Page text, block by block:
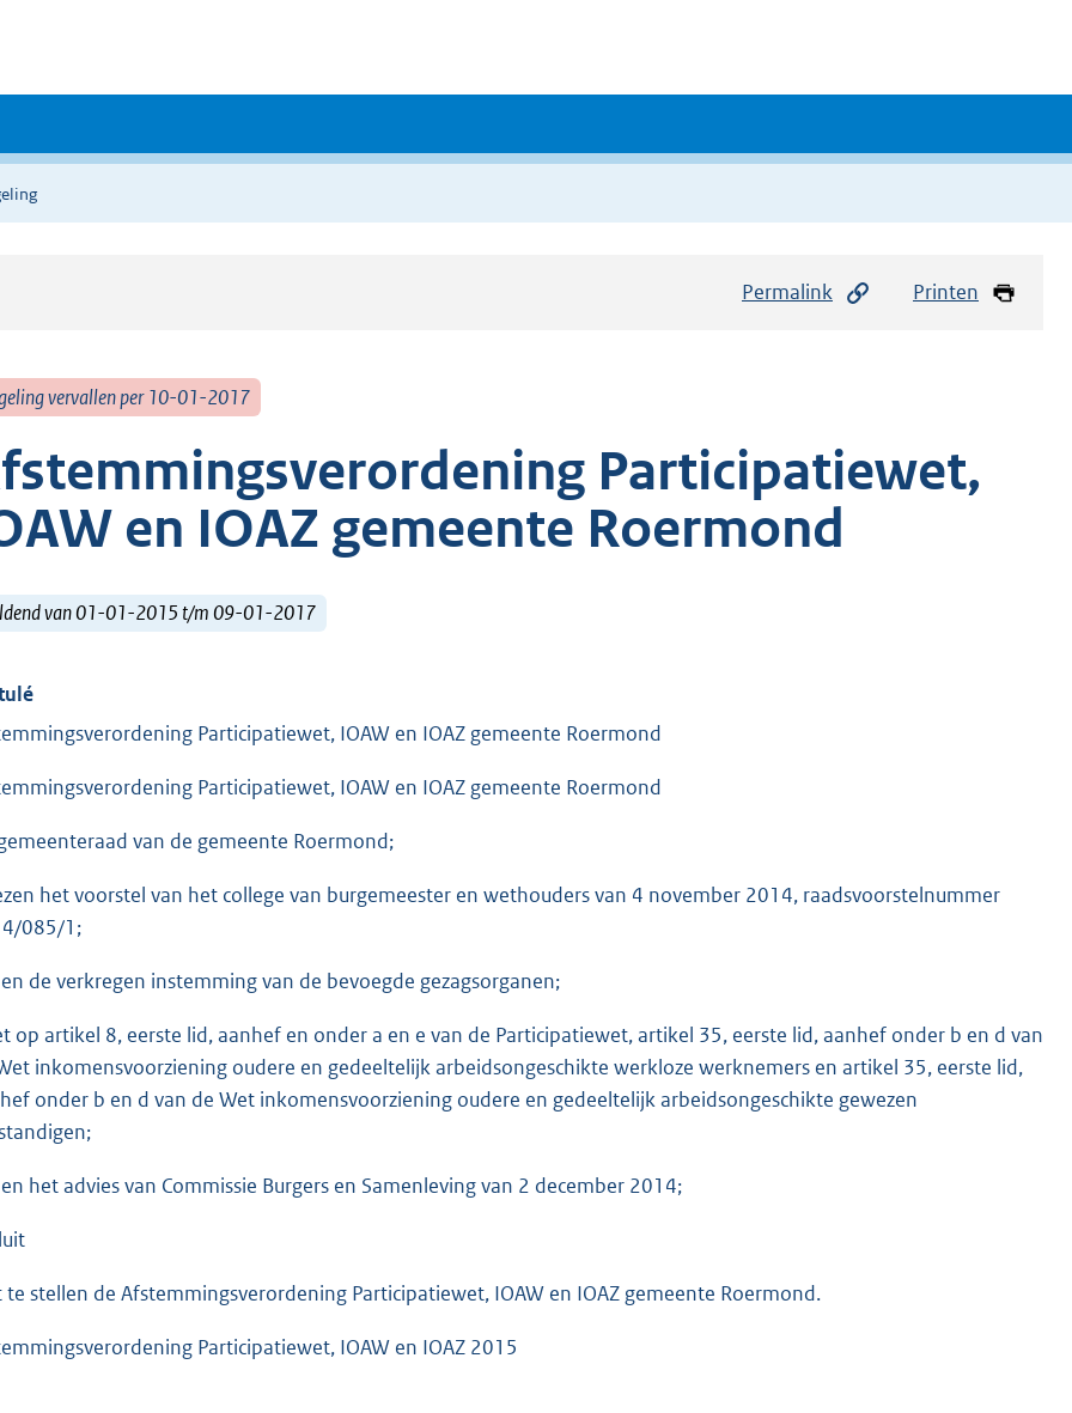
Permalink Printen
vervallen per 10-01-2017
Participatiewet,
en IOAZ gemeente Roermond
van 01-01-2015 t/m 09-01-2017
Participatiewet, IOAW en IOAZ gemeente Roermond
Participatiewet, IOAW en IOAZ gemeente Roermond
van de gemeente Roermond;
het voorstel van het college van burgemeester en wethouders van 4 november 2014, raadsvoorstelnummer
085/1;
de verkregen instemming van de bevoegde gezagsorganen;
op artikel 8, eerste lid, aanhef en onder a en e van de Participatiewet, artikel 35, eerste lid, aanhef onder b en d van
inkomensvoorziening oudere en gedeeltelijk arbeidsongeschikte werkloze werknemers en artikel 35, eerste lid,
onder b en d van de Wet inkomensvoorziening oudere en gedeeltelijk arbeidsongeschikte gewezen
het advies van Commissie Burgers en Samenleving van 2 december 2014;
te stellen de Afstemmingsverordening Participatiewet, IOAW en IOAZ gemeente Roermond.
Participatiewet, IOAW en IOAZ 2015